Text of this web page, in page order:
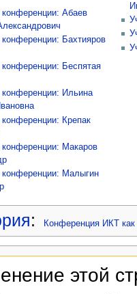
конференции: Абаев
конференции: Бахтияров
конференции: Беспятая
конференции: Ильина
конференции: Крепак
конференции: Макаров
конференции: Малыгин
: Конференция ИКТ
этой